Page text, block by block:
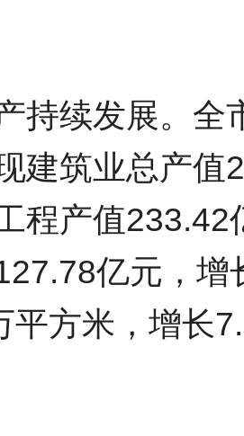
持续发展。全
建筑业总产值
程产值
亿元，
平方米，增长